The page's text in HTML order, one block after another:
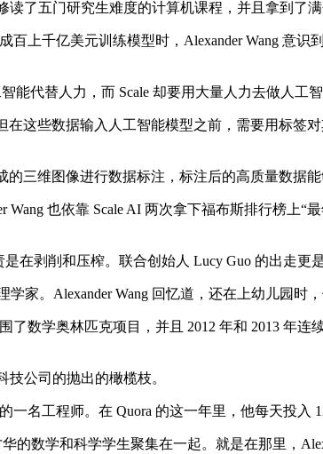
了五门研究生难度的计算机课程，并且拿到了满
上千亿美元训练模型时，Alexander Wang 意识
代替人力，而 Scale 却要用大量人力去做人工智
些数据输入人工智能模型之前，需要用标签
三维图像进行数据标注，标注后的高质量数据能
也依靠 Scale AI 两次拿下福布斯排行榜上“
削和压榨。联合创始人 Lucy Guo 的出走更是
。Alexander Wang 回忆道，还在上幼儿园时，
数学奥林匹克项目，并且 2012 年和 2013 年连
公司的抛出的橄榄枝。
名工程师。在 Quora 的这一年里，他每天投入
数学和科学学生聚集在一起。就是在那里，